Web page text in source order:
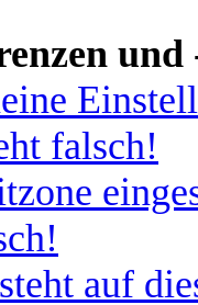
und
falsch!
auf